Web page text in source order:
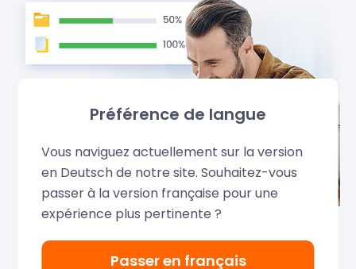
Préférence de langue
Vous naviguez actuellement sur la version
en Deutsch de notre site. Souhaitez-vous
passer à la version française pour une
expérience plus pertinente ?
Passer en français